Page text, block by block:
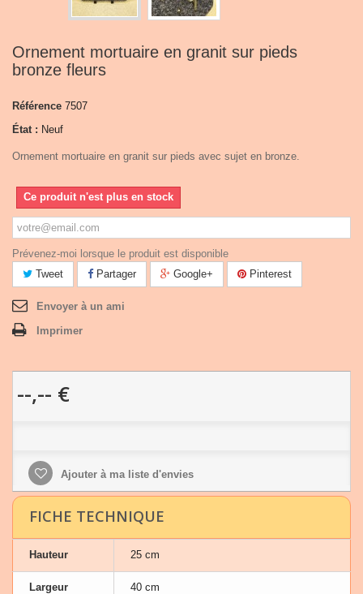
Ornement mortuaire en granit sur pieds
bronze fleurs
Référence 7507
État : Neuf
Ornement mortuaire en granit sur pieds avec sujet en bronze.
Ce produit n'est plus en stock
Prévenez-moi lorsque le produit est disponible
Tweet
Partager Google+ Pinterest
Envoyer à un ami
Imprimer
--,-- €
Ajouter à ma liste d'envies
FICHE TECHNIQUE
Hauteur 25 cm
Largeur 40 cm